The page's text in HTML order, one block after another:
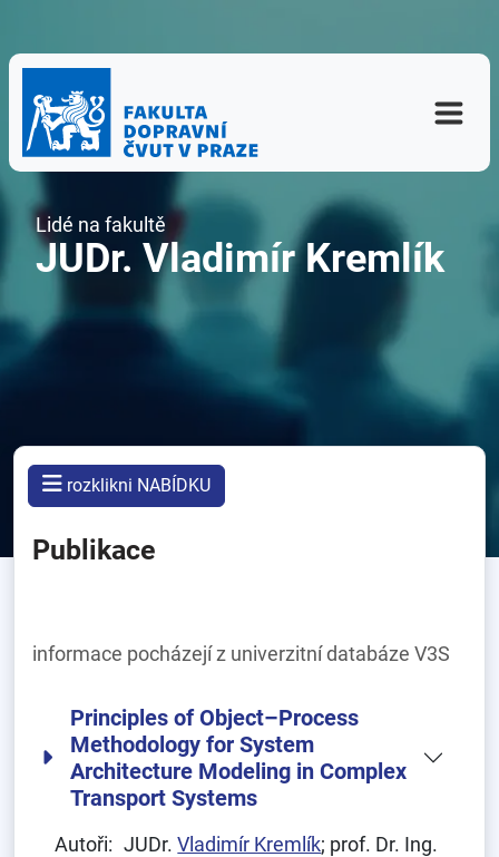
Lidé na fakultě
JUDr. Vladimír Kremlík
rozklikni NABÍDKU
Publikace
informace pocházejí z univerzitní databáze V3S
Principles of Object–Process
Methodology for System
Architecture Modeling in Complex
Transport Systems
Autoři: JUDr.Vladimír Kremlík; prof. Dr. Ing.